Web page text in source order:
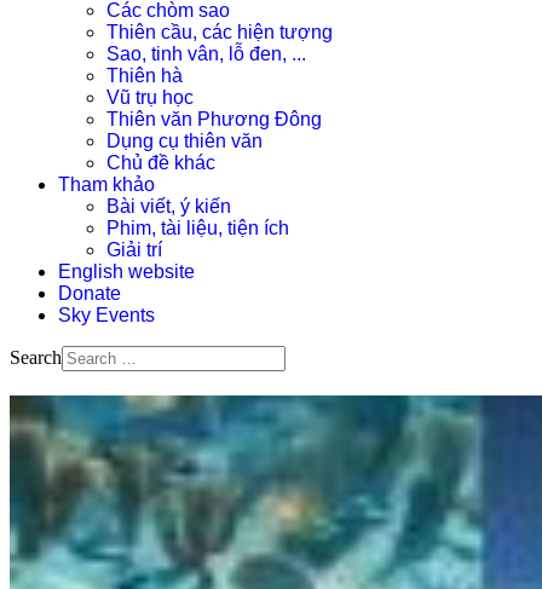
Các chòm sao
Thiên cầu, các hiện tượng
Sao, tinh vân, lỗ đen, ...
Thiên hà
Vũ trụ học
Thiên văn Phương Đông
Dụng cụ thiên văn
Chủ đề khác
Tham khảo
Bài viết, ý kiến
Phim, tài liệu, tiện ích
Giải trí
English website
Donate
Sky Events
Search